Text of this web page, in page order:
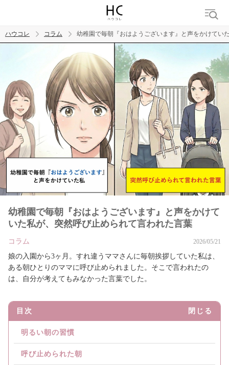
トレンド ワード
男の本音 男ウケ NG行動 イイ女
ハウコレ コラム 幼稚園で毎朝『おはようございます』と声をかけてい
幼稚園で毎朝『おはようございます』と声をかけて
いた私が、突然呼び止められて言われた言葉
コラム 2026/05/21
娘の入園から3ヶ月。すれ違うママさんに毎朝挨拶していた私は、
ある朝ひとりのママに呼び止められました。そこで言われたの
は、自分が考えてもみなかった言葉でした。
目次 閉じる
明るい朝の習慣
呼び止められた朝